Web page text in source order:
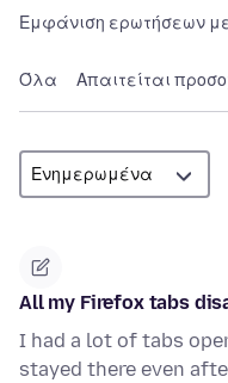
Εμφάνιση ερωτήσεων με
Όλα Απαιτείται
All my Firefox tabs
I had a lot of tabs
stayed there even